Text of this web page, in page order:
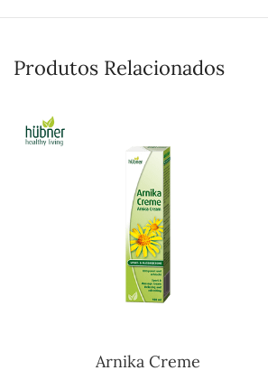
Produtos Relacionados
Arnika Creme